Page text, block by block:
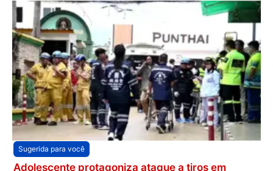
Sugerida para você
Adolescente protagoniza ataque a tiros em